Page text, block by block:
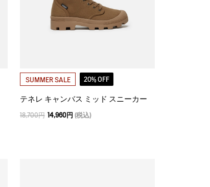
SUMMER SALE 20% OFF
テネレ キャンバス ミッド スニーカー
18,700円 14,960円 (税込)